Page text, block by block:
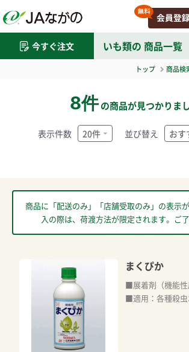
今すぐ注文 いも類の 商品一覧
トップ 商品検
8件の商品が見つかりま
表示件数 並び替え
商品に「配送のみ」「店舗受取のみ」の表示
入の際は、荷渡方法が限定されます。ご了
まくぴか
■展着剤（機能性
■適用：各種殺